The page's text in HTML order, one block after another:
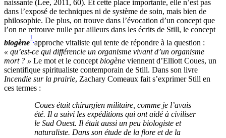
naissante (Lee, 2011, 60). Et cette place importante, elle n’est pas
dans l’exposé de techniques ni de système de soin, mais bien de
philosophie. De plus, on trouve dans l’évocation d’un concept que
l’on ne retrouve nulle par ailleurs dans les écrits de Still, le concept
biogène
1
approche vitaliste qui tente de répondre à la question :
« qu’est-ce qui différencie un organisme vivant d’un organisme
mort ? » Le mot et le concept biogène viennent d’Elliott Coues, un
scientifique spiritualiste contemporain de Still. Dans son livre
Incendie sur la prairie, Zachary Comeaux fait s’exprimer Still en
ces termes :
Coues était chirurgien militaire, comme je l’avais
été. Il a suivi les expéditions qui ont aidé à civiliser
le Sud Ouest. Il était aussi un peu biologiste et
naturaliste. Dans son étude de la flore et de la